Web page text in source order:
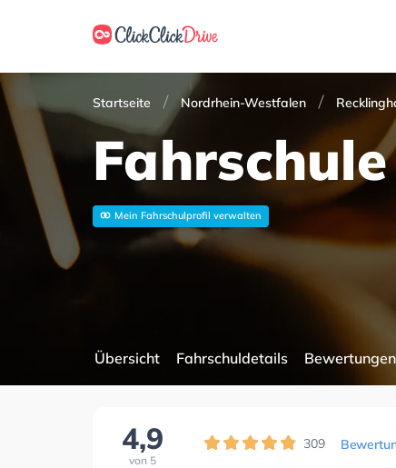
Startseite Nordrhein-Westfalen
Mein Fahrschulprofil verwalten
Übersicht Fahrschuldetails Bewertungen
4,9
von 5
309